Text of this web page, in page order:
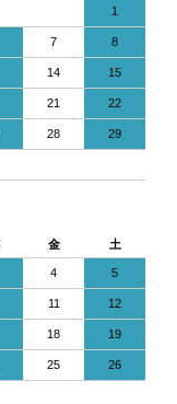
1
7 8
14 15
21 22
28 29
金 土
4 5
11 12
18 19
25 26